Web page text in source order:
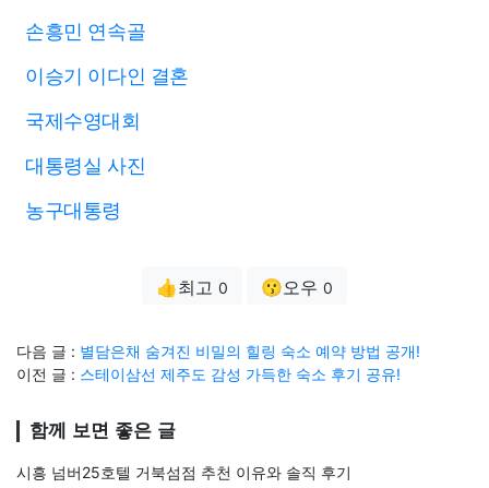
손흥민 연속골
이승기 이다인 결혼
국제수영대회
대통령실 사진
농구대통령
👍최고 0 😗오우 0
다음 글 : 별담은채 숨겨진 비밀의 힐링 숙소 예약 방법 공개!
이전 글 : 스테이삼선 제주도 감성 가득한 숙소 후기 공유!
함께 보면 좋은 글
시흥 넘버25호텔 거북섬점 추천 이유와 솔직 후기